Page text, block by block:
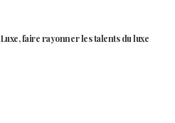
Luxe, faire rayonner les talents du luxe